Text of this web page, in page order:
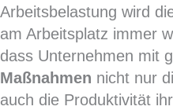
Arbeitsbelastung wird
am Arbeitsplatz immer
dass Unternehmen mit
Maßnahmen nicht nur
auch die Produktivität